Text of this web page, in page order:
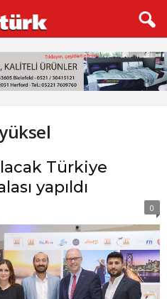
Türkiye
yapıldı
0